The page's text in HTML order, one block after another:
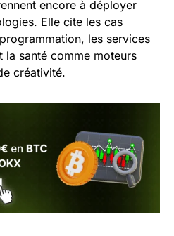
encore à déployer
Elle cite les cas
les services
santé comme moteurs
créativité.